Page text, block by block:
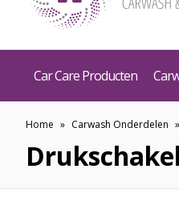
Car Care Producten
Home » Carwash Onderdelen »